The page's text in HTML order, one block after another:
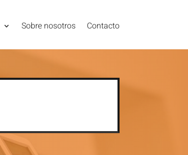
Sobre nosotros Contacto